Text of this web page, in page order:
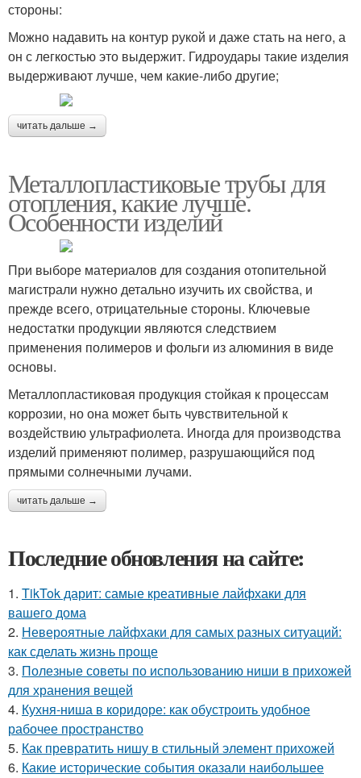
стороны:
Можно надавить на контур рукой и даже стать на него, а
он с легкостью это выдержит. Гидроудары такие изделия
выдерживают лучше, чем какие-либо другие;
читать дальше →
Металлопластиковые трубы для
отопления, какие лучше.
Особенности изделий
При выборе материалов для создания отопительной
магистрали нужно детально изучить их свойства, и
прежде всего, отрицательные стороны. Ключевые
недостатки продукции являются следствием
применения полимеров и фольги из алюминия в виде
основы.
Металлопластиковая продукция стойкая к процессам
коррозии, но она может быть чувствительной к
воздействию ультрафиолета. Иногда для производства
изделий применяют полимер, разрушающийся под
прямыми солнечными лучами.
читать дальше →
Последние обновления на сайте:
1. TikTok дарит: самые креативные лайфхаки для
вашего дома
2. Невероятные лайфхаки для самых разных ситуаций:
как сделать жизнь проще
3. Полезные советы по использованию ниши в прихожей
для хранения вещей
4. Кухня-ниша в коридоре: как обустроить удобное
рабочее пространство
5. Как превратить нишу в стильный элемент прихожей
6. Какие исторические события оказали наибольшее